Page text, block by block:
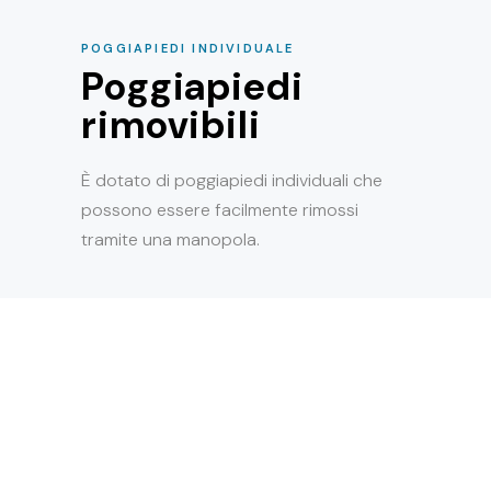
POGGIAPIEDI INDIVIDUALE
Poggiapiedi
rimovibili
È dotato di poggiapiedi individuali che
possono essere facilmente rimossi
tramite una manopola.